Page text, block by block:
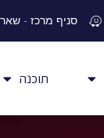
סניף מרכז - שארית
תוכנה